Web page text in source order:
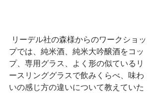
プでは、純米酒、純米大吟醸酒をコッ
プ、専用グラス、よく形の似ているリ
ースリンググラスで飲みくらべ、味わ
いの感じ方の違いについて教えていた